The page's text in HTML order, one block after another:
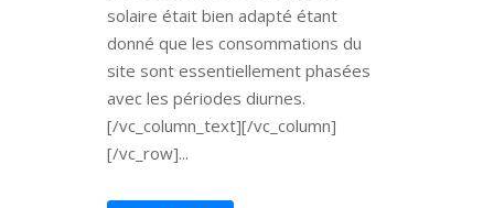
solaire était bien adapté étant
donné que les consommations du
site sont essentiellement phasées
avec les périodes diurnes.
[/vc_column_text][/vc_column]
[/vc_row]...